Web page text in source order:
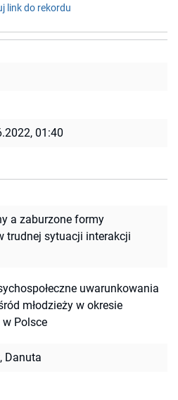
link do rekordu
01:40
a zaburzone formy
trudnej sytuacji interakcji
uwarunkowania
młodzieży w okresie
Polsce
Danuta